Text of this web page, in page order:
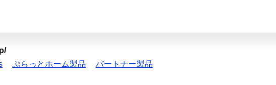
ぷらっとホーム製品 パートナー製品